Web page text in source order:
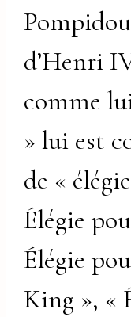
d’Henri
comme
» lui est
de «
Élégie
Élégie
King », «